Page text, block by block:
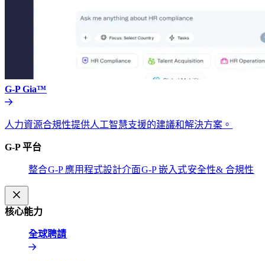
G-P Gia™​​
人力資源合規性提供人工智慧支援的建議和解決方案。​​
G-P 平台​​
整合​​G-P 應用程式設計介面​​G-P 嵌入式​​安全性& 合規性​​
核心能力​​
全球聘請​​